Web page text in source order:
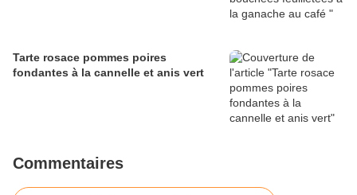
Tarte rosace pommes poires
fondantes à la cannelle et anis vert
Commentaires